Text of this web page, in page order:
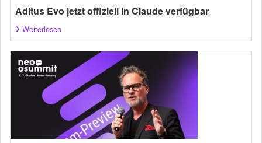
Aditus Evo jetzt offiziell in Claude verfügbar
Weiterlesen